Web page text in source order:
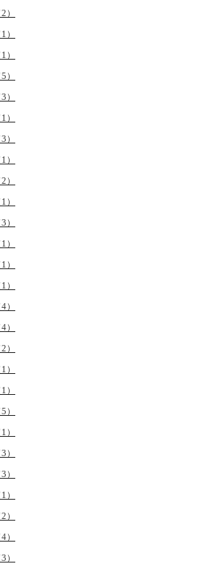
）
）
）
）
）
）
）
）
）
）
）
）
）
）
）
）
）
）
）
）
）
）
）
）
）
）
）